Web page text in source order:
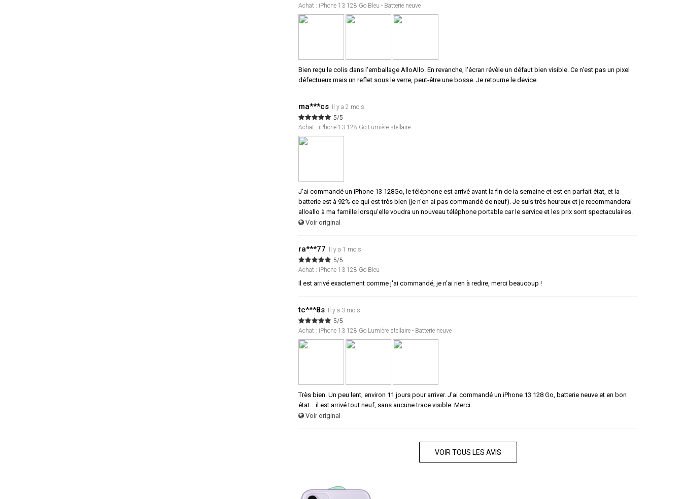
Achat : iPhone 13 128 Go Bleu - Batterie neuve
Bien reçu le colis dans l'emballage AlloAllo. En revanche, l'écran révèle un défaut bien visible. Ce n'est pas un pixel
défectueux mais un reflet sous le verre, peut-être une bosse. Je retourne le device.
ma***cs Il y a 2 mois
5/5
Achat : iPhone 13 128 Go Lumière stellaire
J'ai commandé un iPhone 13 128Go, le téléphone est arrivé avant la fin de la semaine et est en parfait état, et la
batterie est à 92% ce qui est très bien (je n'en ai pas commandé de neuf). Je suis très heureux et je recommanderai
alloallo à ma famille lorsqu'elle voudra un nouveau téléphone portable car le service et les prix sont spectaculaires.
Voir original
ra***77 Il y a 1 mois
5/5
Achat : iPhone 13 128 Go Bleu
Il est arrivé exactement comme j'ai commandé, je n'ai rien à redire, merci beaucoup !
tc***8s Il y a 3 mois
5/5
Achat : iPhone 13 128 Go Lumière stellaire - Batterie neuve
Très bien. Un peu lent, environ 11 jours pour arriver. J'ai commandé un iPhone 13 128 Go, batterie neuve et en bon
état… il est arrivé tout neuf, sans aucune trace visible. Merci.
Voir original
VOIR TOUS LES AVIS